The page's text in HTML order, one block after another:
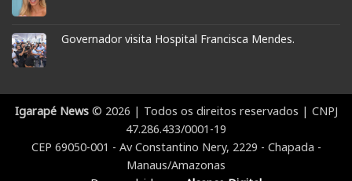
Governador visita Hospital Francisca Mendes.
Igarapé News© 2026 | Todos os direitos reservados | CNPJ
47.286.433/0001-19
CEP 69050-001 - Av Constantino Nery, 2229 - Chapada -
Manaus/Amazonas